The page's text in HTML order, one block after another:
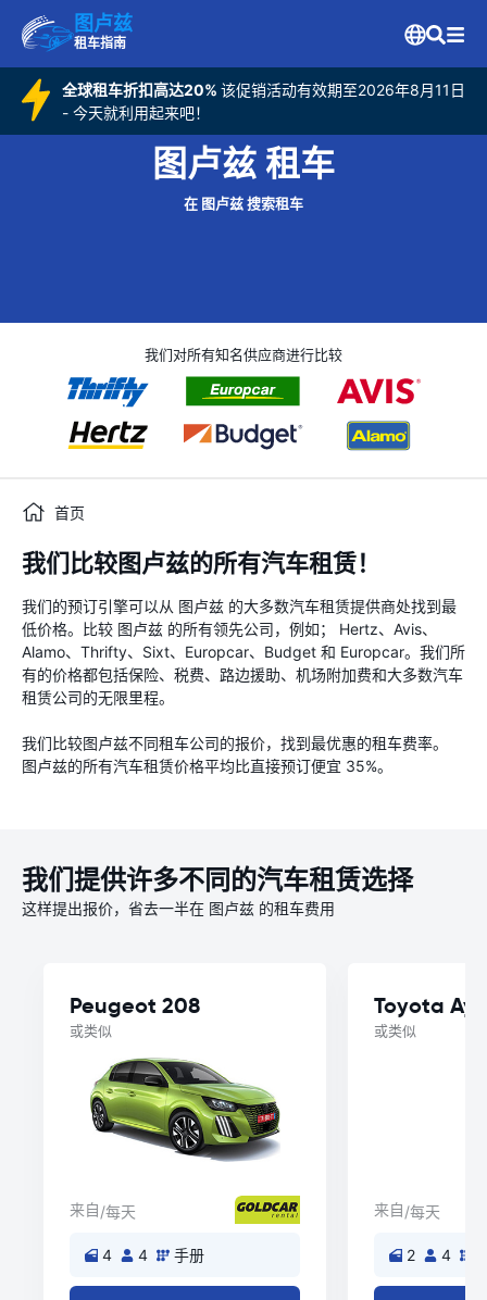
图卢兹
租车指南
全球租车折扣高达20% 该促销活动有效期至2026年8月11日
- 今天就利用起来吧！
图卢兹 租车
在 图卢兹 搜索租车
我们对所有知名供应商进行比较
首页
我们比较图卢兹的所有汽车租赁！
我们的预订引擎可以从 图卢兹 的大多数汽车租赁提供商处找到最
低价格。比较 图卢兹 的所有领先公司，例如； Hertz、Avis、
Alamo、Thrifty、Sixt、Europcar、Budget 和 Europcar。我们所
有的价格都包括保险、税费、路边援助、机场附加费和大多数汽车
租赁公司的无限里程。
我们比较图卢兹不同租车公司的报价，找到最优惠的租车费率。
图卢兹的所有汽车租赁价格平均比直接预订便宜 35%。
我们提供许多不同的汽车租赁选择
这样提出报价，省去一半在 图卢兹 的租车费用
Peugeot 208
或类似
来自/每天
4 4 手册
Toyota
或类似
来自/每天
2 4